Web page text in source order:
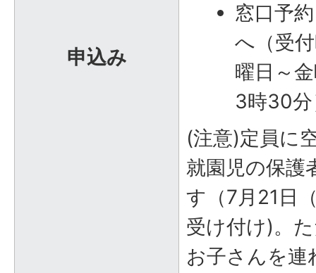
申込み
窓口予
へ（受
曜日～
3時30
(注意)定員に
就園児の保護
す（7月21日
受け付け)。
お子さんを連